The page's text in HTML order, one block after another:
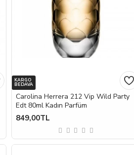
KARGO
BEDAVA
Carolina Herrera 212 Vip Wild Party
Edt 80ml Kadın Parfüm
849,00TL